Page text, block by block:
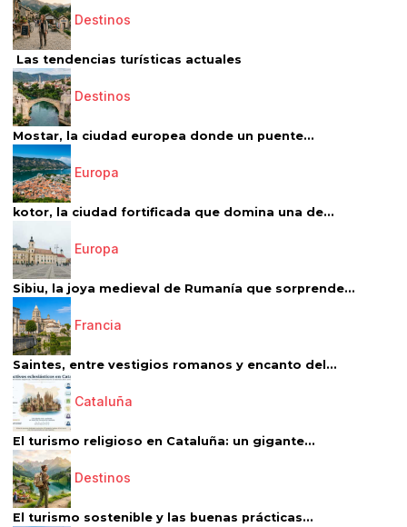
Destinos
Las tendencias turísticas actuales
Destinos
Mostar, la ciudad europea donde un puente...
Europa
kotor, la ciudad fortificada que domina una de...
Europa
Sibiu, la joya medieval de Rumanía que sorprende...
Francia
Saintes, entre vestigios romanos y encanto del...
Cataluña
El turismo religioso en Cataluña: un gigante...
Destinos
El turismo sostenible y las buenas prácticas...